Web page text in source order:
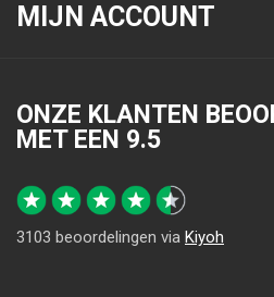
MIJN ACCOUNT
ONZE KLANTEN
MET EEN 9.5
3103 beoordelingen via Kiyoh